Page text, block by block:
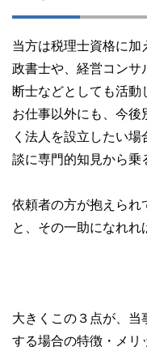
当方は税理士資格に
政書士や、経営コンサ
断士などとしても活
お仕事以外にも、今後
く法人を設立したい
談に専門的知見から乗
依頼者の方が抱えられ
と、その一助になれれ
大きくこの３点が、
する場合の特徴・メリ